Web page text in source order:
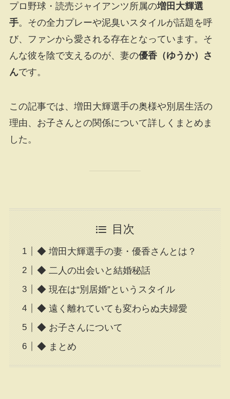
プロ野球・読売ジャイアンツ所属の増田大輝選
手。その全力プレーや泥臭いスタイルが話題を呼
び、ファンから愛される存在となっています。そ
んな彼を陰で支えるのが、妻の優香（ゆうか）さ
んです。
この記事では、増田大輝選手の奥様や別居生活の
理由、お子さんとの関係について詳しくまとめま
した。
目次
◆ 増田大輝選手の妻・優香さんとは？
◆ 二人の出会いと結婚秘話
◆ 現在は“別居婚”というスタイル
◆ 遠く離れていても変わらぬ夫婦愛
◆ お子さんについて
◆ まとめ